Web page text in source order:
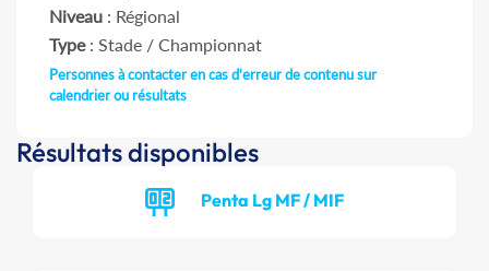
Niveau : Régional
Type: Stade / Championnat
Personnes à contacter en cas d'erreur de contenu sur
calendrier ou résultats
Résultats disponibles
Penta Lg MF / MIF